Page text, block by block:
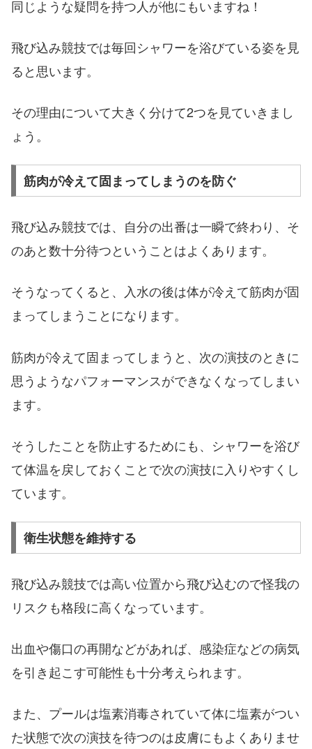
同じような疑問を持つ人が他にもいますね！
飛び込み競技では毎回シャワーを浴びている姿を見
ると思います。
その理由について大きく分けて2つを見ていきまし
ょう。
筋肉が冷えて固まってしまうのを防ぐ
飛び込み競技では、自分の出番は一瞬で終わり、そ
のあと数十分待つということはよくあります。
そうなってくると、入水の後は体が冷えて筋肉が固
まってしまうことになります。
筋肉が冷えて固まってしまうと、次の演技のときに
思うようなパフォーマンスができなくなってしまい
ます。
そうしたことを防止するためにも、シャワーを浴び
て体温を戻しておくことで次の演技に入りやすくし
ています。
衛生状態を維持する
飛び込み競技では高い位置から飛び込むので怪我の
リスクも格段に高くなっています。
出血や傷口の再開などがあれば、感染症などの病気
を引き起こす可能性も十分考えられます。
また、プールは塩素消毒されていて体に塩素がつい
た状態で次の演技を待つのは皮膚にもよくありませ